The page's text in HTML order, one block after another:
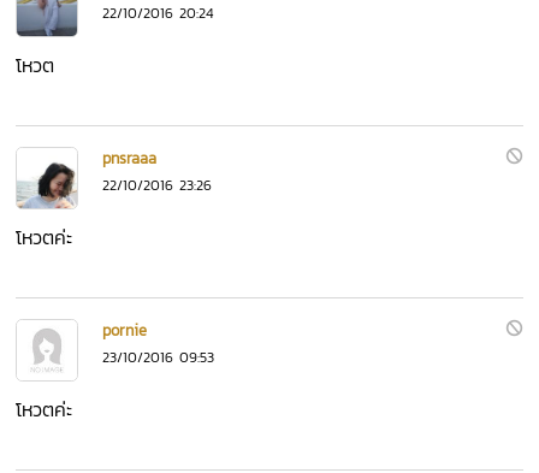
22/10/2016 20:24
โหวต
pnsraaa
22/10/2016 23:26
โหวตค่ะ
pornie
23/10/2016 09:53
โหวตค่ะ